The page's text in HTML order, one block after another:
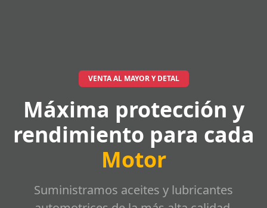
VENTA AL MAYOR Y DETAL
Máxima protección y
rendimiento para cada
Motor
Suministramos aceites y lubricantes